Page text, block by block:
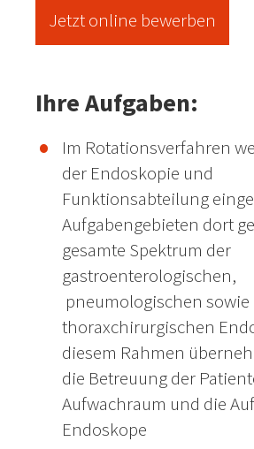
Jetzt online bewerben
Ihre Aufgaben:
Im Rotationsverfahren
der Endoskopie und
Funktionsabteilung
Aufgabengebieten dort
gesamte Spektrum der
gastroenterologischen,
pneumologischen sowie
thoraxchirurgischen
diesem Rahmen
die Betreuung der
Aufwachraum und die
Endoskope